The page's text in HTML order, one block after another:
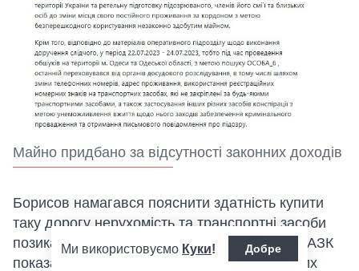
Ми використовуємо Куки! Добре
Майно придбано за відсутності законних доходів
Борисов намагався пояснити здатність купити
таку дорогу нерухомість та транспортні засоби
позиками від третіх осіб. Однак перевірки НАЗК
показали: "кредитори" фізично не мали таких